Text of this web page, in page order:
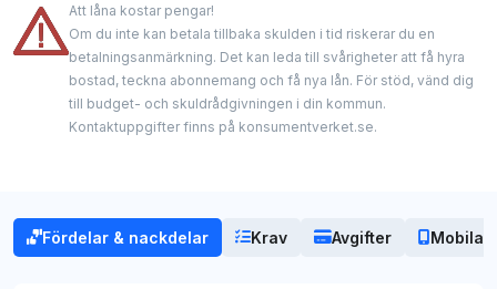
dyrt och du får både cashback och flera bra
försäkringar. Dessutom är kundtjänsten bland den
bästa jag varit i kontakt med. Därför har jag inga
problem att rekommendera detta kort till dig som
främst söker ett enklare kreditkort att använda för
Mark Hansson
[email protected]
Våra experter har lång erfarenhet inom finans med
spetskunskap om kreditkort. De delar med sig av
oberoende och ärliga analyser och granskningar.
Vi samarbetar med några av kreditgivarna som
innehåll. Vårt mål är – och har alltid varit – att
Att låna kostar pengar!
Om du inte kan betala tillbaka skulden i tid riskerar du en
betalningsanmärkning. Det kan leda till svårigheter att få hyra
bostad, teckna abonnemang och få nya lån. För stöd, vänd dig
till budget- och skuldrådgivningen i din kommun.
Kontaktuppgifter finns på konsumentverket.se.
Fördelar & nackdelar Krav Avgifter Mobila